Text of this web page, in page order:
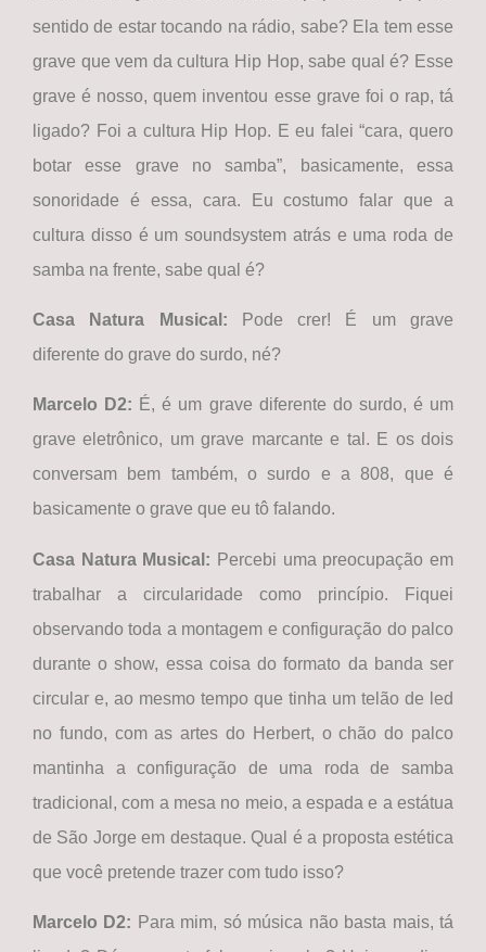
sentido de estar tocando na rádio, sabe? Ela tem esse
grave que vem da cultura Hip Hop, sabe qual é? Esse
grave é nosso, quem inventou esse grave foi o rap, tá
ligado? Foi a cultura Hip Hop. E eu falei “cara, quero
botar esse grave no samba”, basicamente, essa
sonoridade é essa, cara. Eu costumo falar que a
cultura disso é um soundsystem atrás e uma roda de
samba na frente, sabe qual é?
Casa Natura Musical :
Pode crer! É um grave
diferente do grave do surdo, né?
Marcelo D2: É, é um grave diferente do surdo, é um
grave eletrônico, um grave marcante e tal. E os dois
conversam bem também, o surdo e a 808, que é
basicamente o grave que eu tô falando.
Casa Natura Musical : Percebi uma preocupação em
trabalhar a circularidade como princípio. Fiquei
observando toda a montagem e configuração do palco
durante o show, essa coisa do formato da banda ser
circular e, ao mesmo tempo que tinha um telão de led
no fundo, com as artes do Herbert, o chão do palco
mantinha a configuração de uma roda de samba
tradicional, com a mesa no meio, a espada e a estátua
de São Jorge em destaque. Qual é a proposta estética
que você pretende trazer com tudo isso?
Marcelo D2: Para mim, só música não basta mais, tá